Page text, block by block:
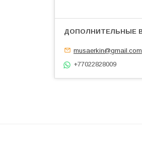
musaerkin@gmail.com
+77022828009